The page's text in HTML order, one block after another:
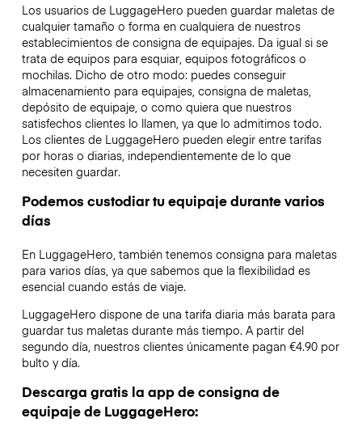
Los usuarios de LuggageHero pueden guardar maletas de
cualquier tamaño o forma en cualquiera de nuestros
establecimientos de consigna de equipajes. Da igual si se
trata de equipos para esquiar, equipos fotográficos o
mochilas. Dicho de otro modo: puedes conseguir
almacenamiento para equipajes, consigna de maletas,
depósito de equipaje, o como quiera que nuestros
satisfechos clientes lo llamen, ya que lo admitimos todo.
Los clientes de LuggageHero pueden elegir entre tarifas
por horas o diarias, independientemente de lo que
necesiten guardar.
Podemos custodiar tu equipaje durante varios
días
En LuggageHero, también tenemos consigna para maletas
para varios días, ya que sabemos que la flexibilidad es
esencial cuando estás de viaje.
LuggageHero dispone de una tarifa diaria más barata para
guardar tus maletas durante más tiempo. A partir del
segundo día, nuestros clientes únicamente pagan €4.90 por
bulto y día.
Descarga gratis la app de consigna de
equipaje de LuggageHero: